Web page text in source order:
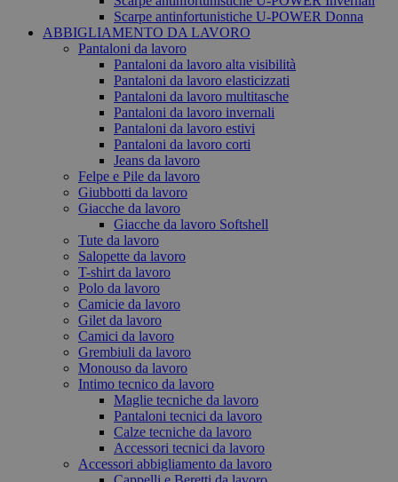
Scarpe antinfortunistiche U-POWER Donna
ABBIGLIAMENTO DA LAVORO
Pantaloni da lavoro
Pantaloni da lavoro alta visibilità
Pantaloni da lavoro elasticizzati
Pantaloni da lavoro multitasche
Pantaloni da lavoro invernali
Pantaloni da lavoro estivi
Pantaloni da lavoro corti
Jeans da lavoro
Felpe e Pile da lavoro
Giubbotti da lavoro
Giacche da lavoro
Giacche da lavoro Softshell
Tute da lavoro
Salopette da lavoro
T-shirt da lavoro
Polo da lavoro
Camicie da lavoro
Gilet da lavoro
Camici da lavoro
Grembiuli da lavoro
Monouso da lavoro
Intimo tecnico da lavoro
Maglie tecniche da lavoro
Pantaloni tecnici da lavoro
Calze tecniche da lavoro
Accessori tecnici da lavoro
Accessori abbigliamento da lavoro